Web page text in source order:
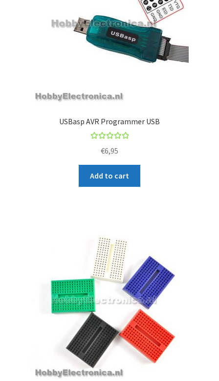
USBasp AVR Programmer USB
out
€6,95
Add to cart